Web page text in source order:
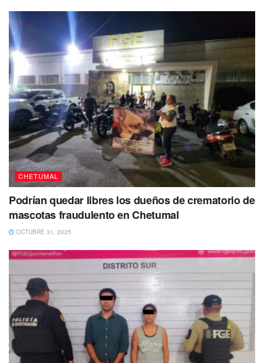
Tags: ficha roja policiaca
CHETUMAL
Podrían quedar libres los dueños de crematorio de
mascotas fraudulento en Chetumal
OCTUBRE 31, 2025